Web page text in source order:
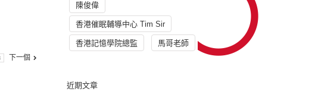
下一個
陳俊偉
香港催眠輔導中心 Tim Sir
香港記憶學院總監 馬哥老師
近期文章